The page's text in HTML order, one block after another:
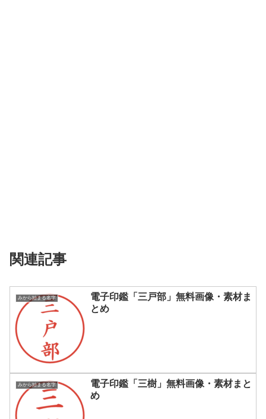
関連記事
みから始まる名字
電子印鑑「三戸部」無料画像・素材ま
とめ
みから始まる名字
電子印鑑「三樹」無料画像・素材まと
め